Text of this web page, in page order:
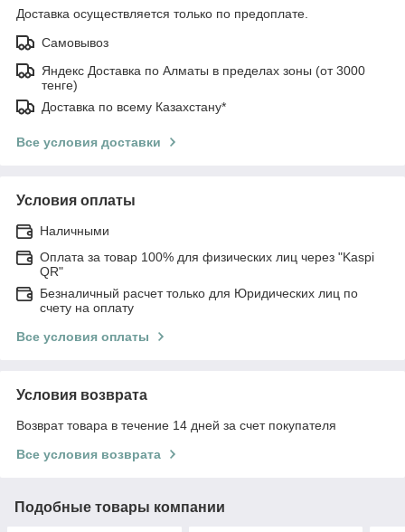
Доставка осуществляется только по предоплате.
Самовывоз
Яндекс Доставка по Алматы в пределах зоны (от 3000
тенге)
Доставка по всему Казахстану*
Все условия доставки
Условия оплаты
Наличными
Оплата за товар 100% для физических лиц через "Kaspi
QR"
Безналичный расчет только для Юридических лиц по
счету на оплату
Все условия оплаты
Условия возврата
Возврат товара в течение 14 дней за счет покупателя
Все условия возврата
Подобные товары компании